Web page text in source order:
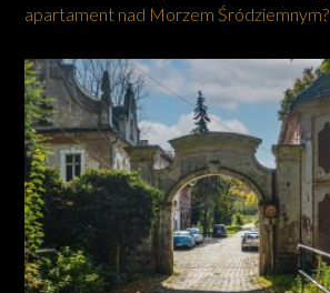
apartament nad Morzem Śródziemnym?